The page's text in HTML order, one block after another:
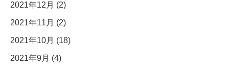
2021年12月 (2)
2021年11月 (2)
2021年10月 (18)
2021年9月 (4)